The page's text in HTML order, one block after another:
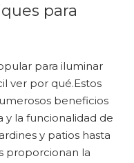
para
para iluminar
ver por qué.Estos
beneficios
y la funcionalidad de
y patios hasta
proporcionan la